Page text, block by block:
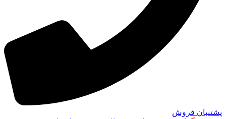
پشتیبان فروش